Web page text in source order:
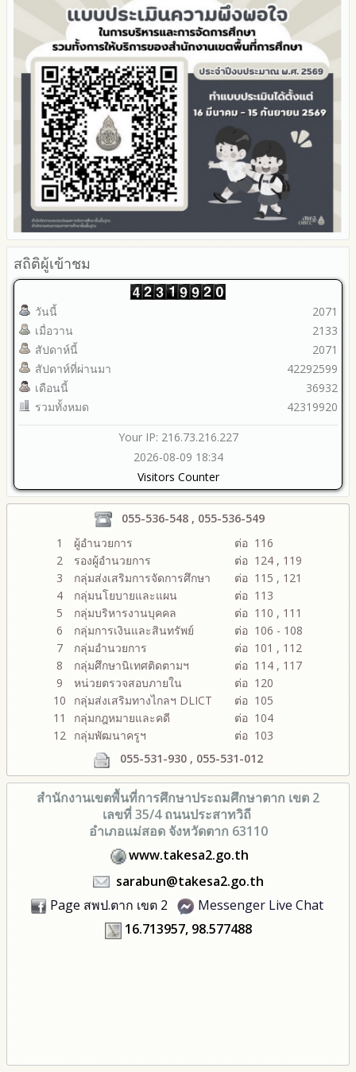
รายงานผลการดำเนินการเพื่อส่งเสริมคุณธรรมและความโปร่งใส
ภายใน สพท. ประจำปีงบประมาณ
สถิติผู้เข้าชม
วันนี้
เมื่อวาน
สัปดาห์นี้
สัปดาห์ที่ผ่านมา
เดือนนี้
รวมทั้งหมด
2071
2133
2071
42292599
36932
42319920
Your IP: 216.73.216.227
2026-08-09 18:34
Visitors Counter
055-536-548 , 055-536-549
1
ผู้อำนวยการ
ต่อ 116
2
รองผู้อำนวยการ
ต่อ 124 , 119
3
กลุ่มส่งเสริมการจัดการศึกษา
ต่อ 115 , 121
4
กลุ่มนโยบายและแผน
ต่อ 113
5
กลุ่มบริหารงานบุคคล
ต่อ 110 , 111
6
กลุ่มการเงินและสินทรัพย์
ต่อ 106 - 108
7
กลุ่มอำนวยการ
ต่อ 101 , 112
8
กลุ่มศึกษานิเทศติดตามฯ
ต่อ 114 , 117
9
หน่วยตรวจสอบภายใน
ต่อ 120
10
กลุ่มส่งเสริมทางไกลฯ DLICT
ต่อ 105
11
กลุ่มกฎหมายและคดี
ต่อ 104
12 กลุ่มพัฒนาครูฯ
ต่อ 103
055-531-930 , 055-531-012
สำนักงานเขตพื้นที่การศึกษาประถมศึกษาตาก เขต 2
เลขที่ 35/4 ถนนประสาทวิถี
อำเภอแม่สอด จังหวัดตาก 63110
www.takesa2.go.th
sarabun@takesa2.go.th
Page สพป.ตาก เขต 2
Messenger Live Chat
16.713957, 98.577488